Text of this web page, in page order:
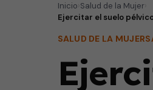
Inicio Salud de la Mujer›
Ejercitar el suelo
SALUD DE LA MUJER